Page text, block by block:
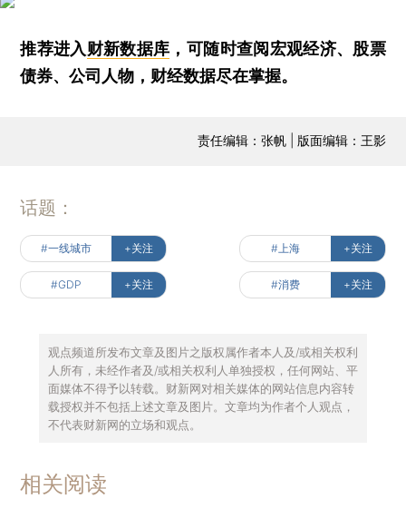
推荐进入财新数据库 ，可随时查阅宏观经济、股票
债券、公司人物，财经数据尽在掌握。
责任编辑：张帆 | 版面编辑：王影
话题：
#一线城市 +关注 #上海 +关注
#GDP +关注 #消费 +关注
观点频道所发布文章及图片之版权属作者本人及/或相关权利
人所有，未经作者及/或相关权利人单独授权，任何网站、平
面媒体不得予以转载。财新网对相关媒体的网站信息内容转
载授权并不包括上述文章及图片。文章均为作者个人观点，
不代表财新网的立场和观点。
相关阅读